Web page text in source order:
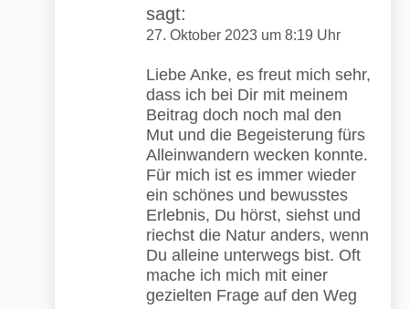
sagt:
27. Oktober 2023 um 8:19 Uhr
Liebe Anke, es freut mich sehr,
dass ich bei Dir mit meinem
Beitrag doch noch mal den
Mut und die Begeisterung fürs
Alleinwandern wecken konnte.
Für mich ist es immer wieder
ein schönes und bewusstes
Erlebnis, Du hörst, siehst und
riechst die Natur anders, wenn
Du alleine unterwegs bist. Oft
mache ich mich mit einer
gezielten Frage auf den Weg